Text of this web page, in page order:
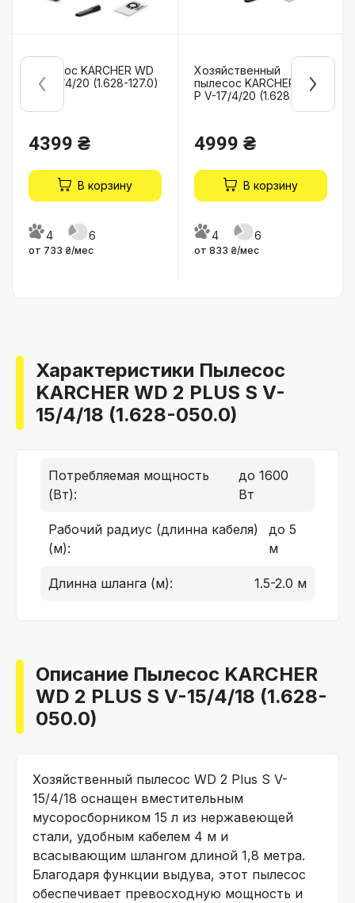
Пылесос KARCHER WD
3 V-17/4/20 (1.628-127.0)
4399 ₴
В корзину
4 6
от 733 ₴/мес
Хозяйственный
пылесос KARCHER WD 3
P V-17/4/20 (1.628-170.0)
4999 ₴
В корзину
4 6
от 833 ₴/мес
Характеристики Пылесос
KARCHER WD 2 PLUS S V-
15/4/18 (1.628-050.0)
Потребляемая мощность
(Вт):
до 1600
Вт
Рабочий радиус (длинна кабеля)
(м):
до 5
м
Длинна шланга (м): 1.5-2.0 м
Описание Пылесос KARCHER
WD 2 PLUS S V-15/4/18 (1.628-
050.0)
Хозяйственный пылесос WD 2 Plus S V-
15/4/18 оснащен вместительным
мусоросборником 15 л из нержавеющей
стали, удобным кабелем 4 м и
всасывающим шлангом длиной 1,8 метра.
Благодаря функции выдува, этот пылесос
обеспечивает превосходную мощность и